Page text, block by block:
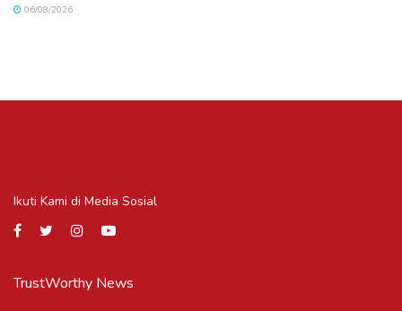
06/08/2026
Ikuti Kami di Media Sosial
TrustWorthy News